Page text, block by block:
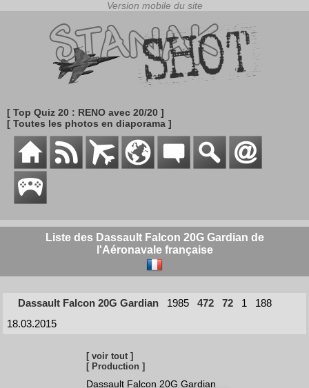
[ Top Quiz 20 : RENO avec 20/20 ]
[ Toutes les photos en diaporama ]
Liste des Dassault Falcon 20G Gardian de
l'Aéronavale française
Dassault Falcon 20G Gardian 1985 472 72 1
188
18.03.2015
[ voir tout ]
[ Production ]
Dassault Falcon 20G Gardian